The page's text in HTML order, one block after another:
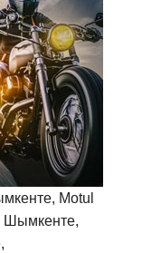
Motul
Шымкенте,